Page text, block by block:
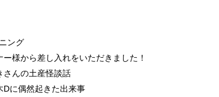
ング
様から差し入れをいただきました！
んの土産怪談話
に偶然起きた出来事